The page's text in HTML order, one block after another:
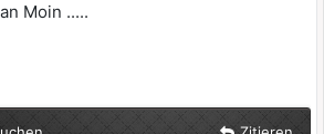
Moin .....